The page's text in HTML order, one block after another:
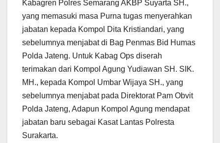
Kabagren Polres Semarang AKBP Suyarta SH.,
yang memasuki masa Purna tugas menyerahkan
jabatan kepada Kompol Dita Kristiandari, yang
sebelumnya menjabat di Bag Penmas Bid Humas
Polda Jateng. Untuk Kabag Ops diserah
terimakan dari Kompol Agung Yudiawan SH. SIK.
MH., kepada Kompol Umbar Wijaya SH., yang
sebelumnya menjabat pada Direktorat Pam Obvit
Polda Jateng, Adapun Kompol Agung mendapat
jabatan baru sebagai Kasat Lantas Polresta
Surakarta.